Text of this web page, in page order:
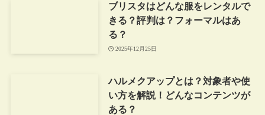
ブリスタはどんな服をレンタルで
きる？評判は？フォーマルはあ
る？
2025年12月25日
ハルメクアップとは？対象者や使
い方を解説！どんなコンテンツが
ある？